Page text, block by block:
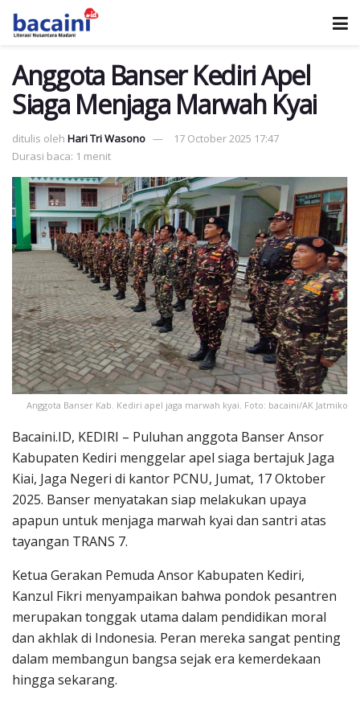
Anggota Banser Kediri Apel
Siaga Menjaga Marwah Kyai
ditulis oleh Hari Tri Wasono
17 October 2025 17:47
Durasi baca: 1 menit
Anggota Banser Kab. Kediri apel jaga marwah kyai. Foto: bacaini/AK Jatmiko
Bacaini.ID, KEDIRI – Puluhan anggota Banser Ansor
Kabupaten Kediri menggelar apel siaga bertajuk Jaga
Kiai, Jaga Negeri di kantor PCNU, Jumat, 17 Oktober
2025. Banser menyatakan siap melakukan upaya
apapun untuk menjaga marwah kyai dan santri atas
tayangan TRANS 7.
Ketua Gerakan Pemuda Ansor Kabupaten Kediri,
Kanzul Fikri menyampaikan bahwa pondok pesantren
merupakan tonggak utama dalam pendidikan moral
dan akhlak di Indonesia. Peran mereka sangat penting
dalam membangun bangsa sejak era kemerdekaan
hingga sekarang.